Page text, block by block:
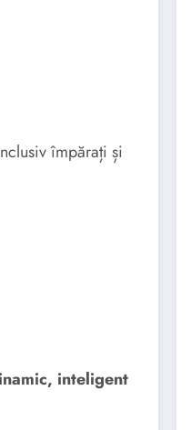
împărați și
inteligent